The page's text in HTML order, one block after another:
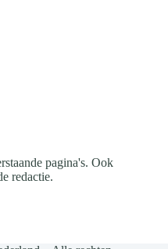
pagina's. Ook
redactie.